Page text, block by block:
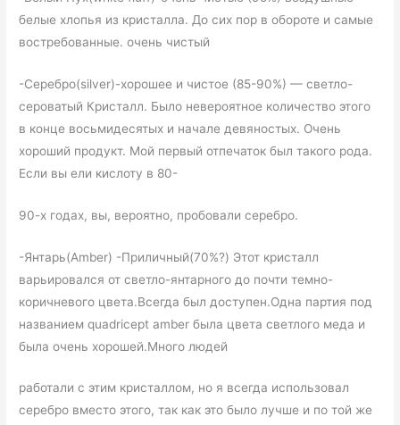
белые хлопья из кристалла. До сих пор в обороте и самые
востребованные. очень чистый
-Серебро(silver)-хорошее и чистое (85-90%) — светло-
сероватый Кристалл. Было невероятное количество этого
в конце восьмидесятых и начале девяностых. Очень
хороший продукт. Мой первый отпечаток был такого рода.
Если вы ели кислоту в 80-
90-х годах, вы, вероятно, пробовали серебро.
-Янтарь(Amber) -Приличный(70%?) Этот кристалл
варьировался от светло-янтарного до почти темно-
коричневого цвета.Всегда был доступен.Одна партия под
названием quadricept amber была цвета светлого меда и
была очень хорошей.Много людей
работали с этим кристаллом, но я всегда использовал
серебро вместо этого, так как это было лучше и по той же